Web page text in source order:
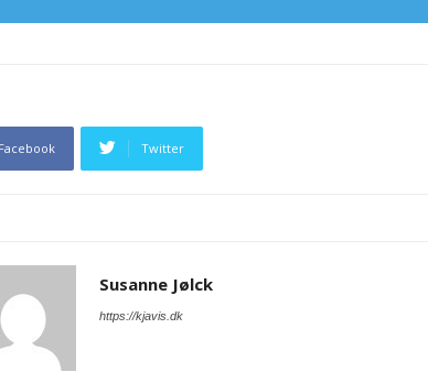
Facebook Twitter
Susanne Jølck
https://kjavis.dk